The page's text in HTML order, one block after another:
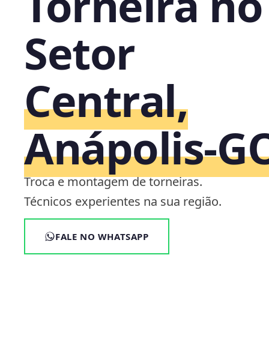
Setor
Central,
Troca e montagem de torneiras.
Técnicos experientes na sua região.
FALE NO WHATSAPP